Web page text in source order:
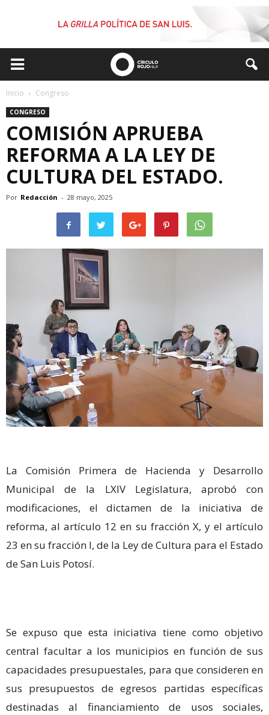
Inicio Congreso
CONGRESO
COMISIÓN APRUEBA
REFORMA A LA LEY DE
CULTURA DEL ESTADO.
Por Redacción - 28 mayo, 2025
La Comisión Primera de Hacienda y Desarrollo
Municipal de la LXIV Legislatura, aprobó con
modificaciones, el dictamen de la iniciativa de
reforma, al artículo 12 en su fracción X, y el artículo
23 en su fracción I, de la Ley de Cultura para el Estado
de San Luis Potosí.
Se expuso que esta iniciativa tiene como objetivo
central facultar a los municipios en función de sus
capacidades presupuestales, para que consideren en
sus presupuestos de egresos partidas específicas
destinadas al financiamiento de usos sociales,